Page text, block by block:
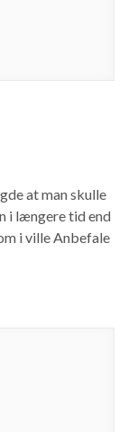
at man skulle
i længere tid end
i ville Anbefale